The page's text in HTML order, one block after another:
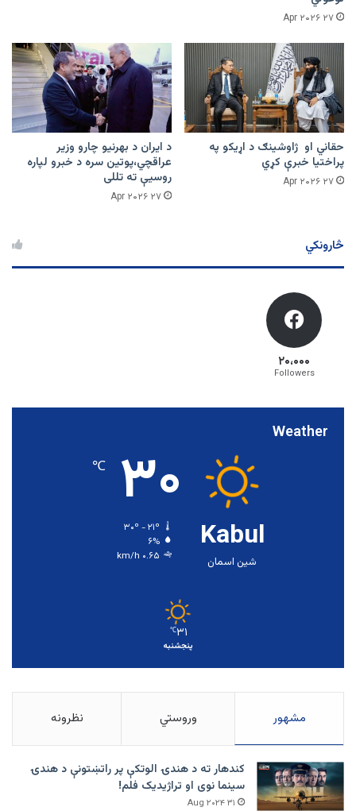
۲۷ Apr ۲۰۲۶
حقاني او ژاوشینګ د اړیکو په
پراختیا خبرې کړي
۲۷ Apr ۲۰۲۶
د ایران د بهرنیو چارو وزیر
عراقچي،پوتین سره د خبرو لپاره
روسیې ته تللی
۲۷ Apr ۲۰۲۶
څارونکي
۲۰،۰۰۰
Followers
Weather
Kabul
شین اسمان
۳۰ ℃
۶%
۰.۶۵ km/h
۳۱℃
پنجشنبه
مشهور وروستي نظرونه
کندهار ته د هندۍ الوتکې پر راتښتونې د هندۍ
سینما نوی او تراژيديک فلم!
۳۱ Aug ۲۰۲۴